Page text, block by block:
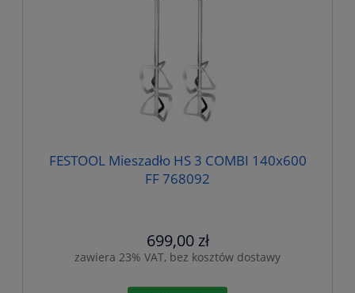
FESTOOL Mieszadło HS 3 COMBI 140x600
FF 768092
699,00 zł
zawiera 23% VAT, bez kosztów dostawy